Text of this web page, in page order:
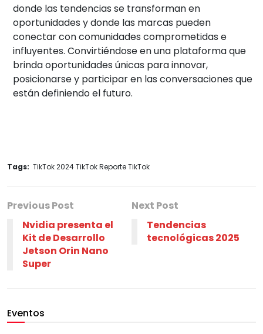
donde las tendencias se transforman en
oportunidades y donde las marcas pueden
conectar con comunidades comprometidas e
influyentes. Convirtiéndose en una plataforma que
brinda oportunidades únicas para innovar,
posicionarse y participar en las conversaciones que
están definiendo el futuro.
Tags: TikTok 2024 TikTok Reporte TikTok
Previous Post
Nvidia presenta el
Kit de Desarrollo
Jetson Orin Nano
Super
Next Post
Tendencias
tecnológicas 2025
Eventos